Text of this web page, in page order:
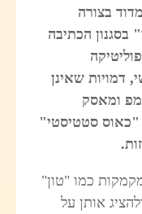
בצורה
בסגנון הכתיבה
דמויות שאינן
ומאסק
"כאוס סטטיסטי"
כמו "טון"
אותן על